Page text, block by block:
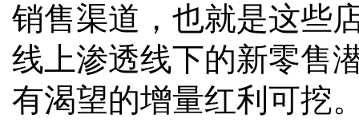
销售渠道，也就是这些
线上渗透线下的新零售
有渴望的增量红利可挖